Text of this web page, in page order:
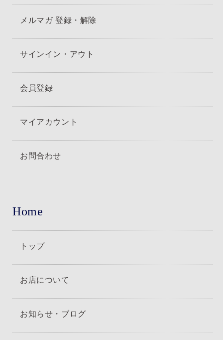
メルマガ 登録・解除
サインイン・アウト
会員登録
マイアカウント
お問合わせ
Home
トップ
お店について
お知らせ・ブログ